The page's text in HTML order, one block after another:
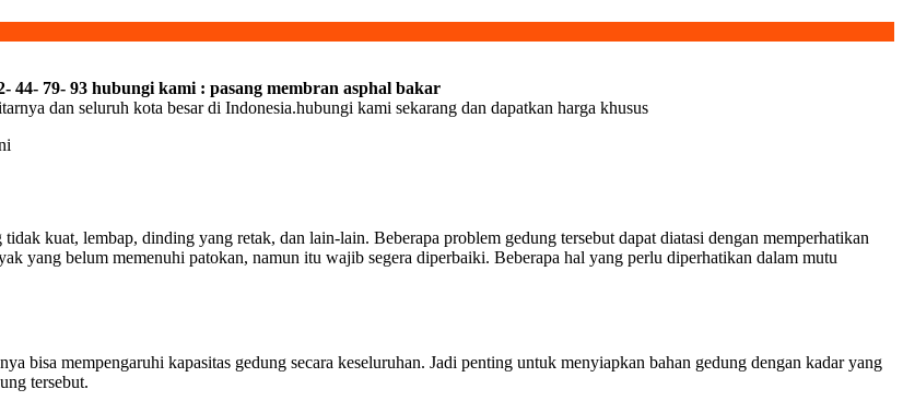
44- 79- 93 hubungi kami : pasang membran asphal bakar
dan seluruh kota besar di Indonesia.hubungi kami sekarang dan dapatkan harga khusus
kuat, lembap, dinding yang retak, dan lain-lain. Beberapa problem gedung tersebut dapat diatasi dengan memperhatikan
yang belum memenuhi patokan, namun itu wajib segera diperbaiki. Beberapa hal yang perlu diperhatikan dalam mutu
bisa mempengaruhi kapasitas gedung secara keseluruhan. Jadi penting untuk menyiapkan bahan gedung dengan kadar yang
tersebut.